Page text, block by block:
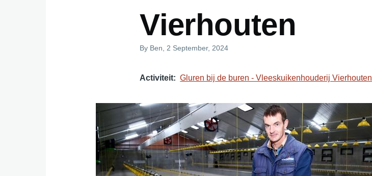
Vierhouten
By Ben , 2 September, 2024
Activiteit Gluren bij de buren - Vleeskuikenhouderij Vierhouten